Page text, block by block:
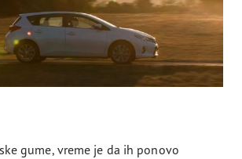
gume, vreme je da ih ponovo